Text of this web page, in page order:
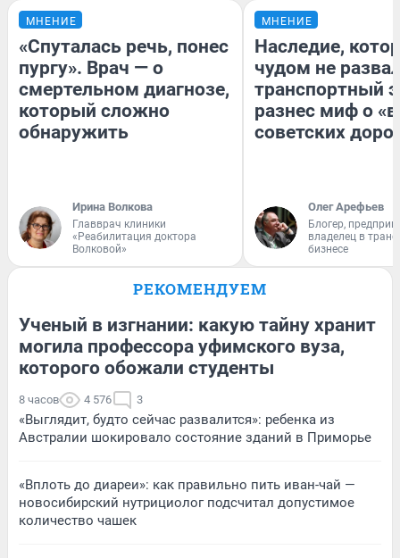
МНЕНИЕ
«Спуталась речь, понес
пургу». Врач — о
смертельном диагнозе,
который сложно
обнаружить
Ирина Волкова
Главврач клиники
«Реабилитация доктора
Волковой»
МНЕНИЕ
Наследие,
чудом не
транспортный
разнес миф о
советских
Олег Арефьев
Блогер,
владелец в
бизнесе
РЕКОМЕНДУЕМ
Ученый в изгнании: какую тайну хранит
могила профессора уфимского вуза,
которого обожали студенты
8 часов 4 576 3
«Выглядит, будто сейчас развалится»: ребенка из
Австралии шокировало состояние зданий в Приморье
«Вплоть до диареи»: как правильно пить иван-чай —
новосибирский нутрициолог подсчитал допустимое
количество чашек